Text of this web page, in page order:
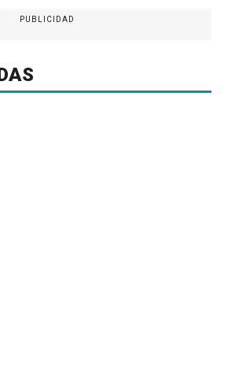
PUBLICIDAD